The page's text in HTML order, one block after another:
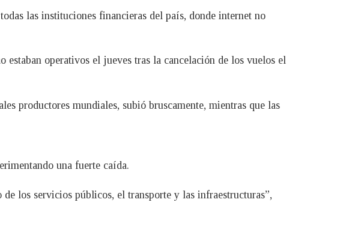
las instituciones financieras del país, donde internet no
operativos el jueves tras la cancelación de los vuelos el
productores mundiales, subió bruscamente, mientras que las
una fuerte caída.
los servicios públicos, el transporte y las infraestructuras”,